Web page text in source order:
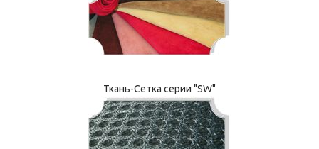
Ткань-Сетка серии "SW"